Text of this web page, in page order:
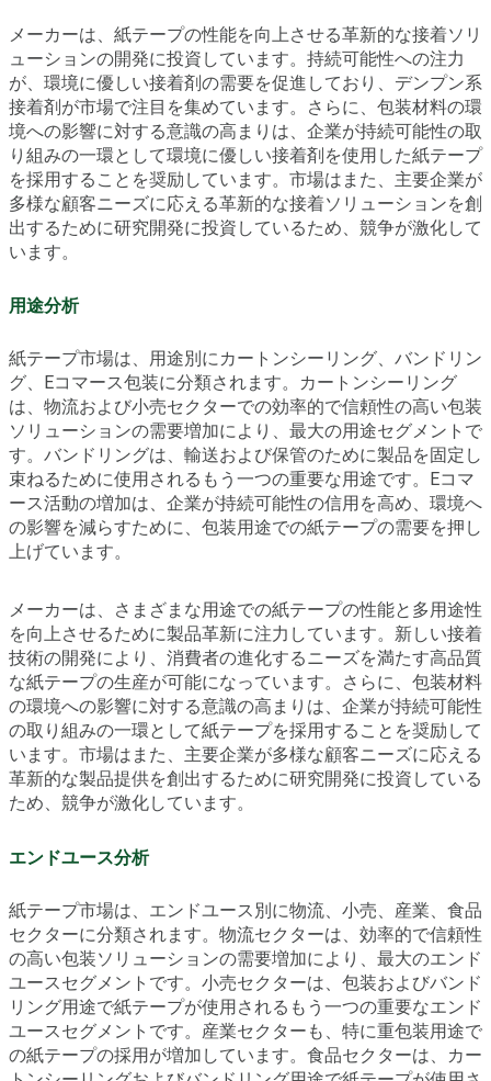
メーカーは、紙テープの性能を向上させる革新的な接着ソリ
ューションの開発に投資しています。持続可能性への注力
が、環境に優しい接着剤の需要を促進しており、デンプン系
接着剤が市場で注目を集めています。さらに、包装材料の環
境への影響に対する意識の高まりは、企業が持続可能性の取
り組みの一環として環境に優しい接着剤を使用した紙テープ
を採用することを奨励しています。市場はまた、主要企業が
多様な顧客ニーズに応える革新的な接着ソリューションを創
出するために研究開発に投資しているため、競争が激化して
います。
用途分析
紙テープ市場は、用途別にカートンシーリング、バンドリン
グ、Eコマース包装に分類されます。カートンシーリング
は、物流および小売セクターでの効率的で信頼性の高い包装
ソリューションの需要増加により、最大の用途セグメントで
す。バンドリングは、輸送および保管のために製品を固定し
束ねるために使用されるもう一つの重要な用途です。Eコマ
ース活動の増加は、企業が持続可能性の信用を高め、環境へ
の影響を減らすために、包装用途での紙テープの需要を押し
上げています。
メーカーは、さまざまな用途での紙テープの性能と多用途性
を向上させるために製品革新に注力しています。新しい接着
技術の開発により、消費者の進化するニーズを満たす高品質
な紙テープの生産が可能になっています。さらに、包装材料
の環境への影響に対する意識の高まりは、企業が持続可能性
の取り組みの一環として紙テープを採用することを奨励して
います。市場はまた、主要企業が多様な顧客ニーズに応える
革新的な製品提供を創出するために研究開発に投資している
ため、競争が激化しています。
エンドユース分析
紙テープ市場は、エンドユース別に物流、小売、産業、食品
セクターに分類されます。物流セクターは、効率的で信頼性
の高い包装ソリューションの需要増加により、最大のエンド
ユースセグメントです。小売セクターは、包装およびバンド
リング用途で紙テープが使用されるもう一つの重要なエンド
ユースセグメントです。産業セクターも、特に重包装用途で
の紙テープの採用が増加しています。食品セクターは、カー